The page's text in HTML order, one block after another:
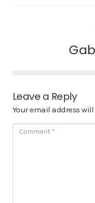
Leave a Reply
Your email address